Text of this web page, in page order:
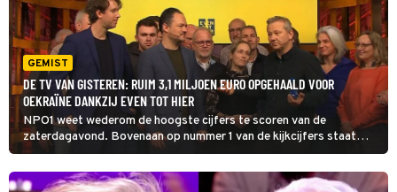
GEMIST
DE TV VAN GISTEREN: RUIM 3,1 MILJOEN EURO OPGEHAALD VOOR
OEKRAÏNE DANKZIJ EVEN TOT HIER
NPO1 weet wederom de hoogste cijfers te scoren van de
zaterdagavond. Bovenaan op nummer 1 van de kijkcijfers staat
Even Tot Hier met 1,7 miljoen. En de heren halen 3,1 miljoen op voor
het goede doel.